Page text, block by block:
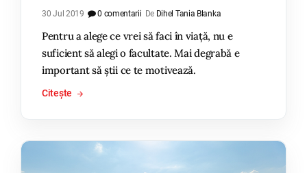
30 Jul 2019 0 comentarii De Dihel Tania Blanka
Pentru a alege ce vrei să faci în viață, nu e
suficient să alegi o facultate. Mai degrabă e
important să știi ce te motivează.
Citește